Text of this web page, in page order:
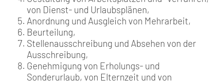
von Dienst- und Urlaubsplänen,
Anordnung und Ausgleich von Mehrarbeit,
Beurteilung,
Stellenausschreibung und Absehen von der
Ausschreibung,
Genehmigung von Erholungs- und
Sonderurlaub, von Elternzeit und von